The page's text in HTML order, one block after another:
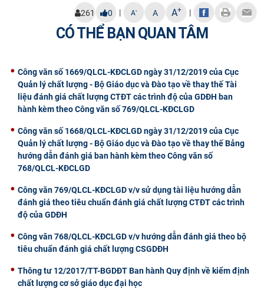
CỰU NGƯỜI HỌC
261 0 | A- A A+ |
CÓ THỂ BẠN QUAN TÂM
Công văn số 1669/QLCL-KĐCLGD ngày 31/12/2019 của Cục
Quản lý chất lượng - Bộ Giáo dục và Đào tạo về thay thế Tài
liệu đánh giá chất lượng CTĐT các trình độ của GDĐH ban
hành kèm theo Công văn số 769/QLCL-KĐCLGD
Công văn số 1668/QLCL-KĐCLGD ngày 31/12/2019 của Cục
Quản lý chất lượng - Bộ Giáo dục và Đào tạo về thay thế Bảng
hướng dẫn đánh giá ban hành kèm theo Công văn số
768/QLCL-KĐCLGD
Công văn 769/QLCL-KĐCLGD v/v sử dụng tài liệu hướng dẫn
đánh giá theo tiêu chuẩn đánh giá chất lượng CTĐT các trình
độ của GDĐH
Công văn 768/QLCL-KĐCLGD v/v hướng dẫn đánh giá theo bộ
tiêu chuẩn đánh giá chất lượng CSGDĐH
Thông tư 12/2017/TT-BGDĐT Ban hành Quy định về kiểm định
chất lượng cơ sở giáo dục đại học